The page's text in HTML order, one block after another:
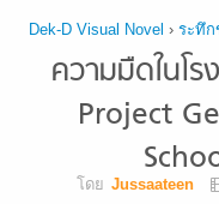
Dek-D Visual Novel › ระทึ
ความมืดในโ
Project
โดย Jussaateen